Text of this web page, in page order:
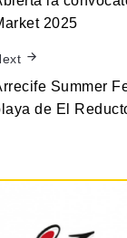
2025
Summer
de El